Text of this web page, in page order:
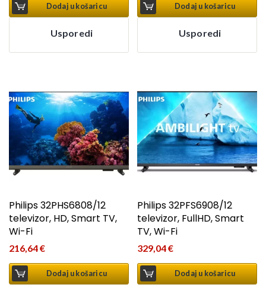
Dodaj u košaricu
Usporedi
Dodaj u košaricu
Usporedi
Philips 32PHS6808/12
televizor, HD, Smart TV,
Wi-Fi
216,64€
Dodaj u košaricu
Philips 32PFS6908/12
televizor, FullHD, Smart
TV, Wi-Fi
329,04€
Dodaj u košaricu